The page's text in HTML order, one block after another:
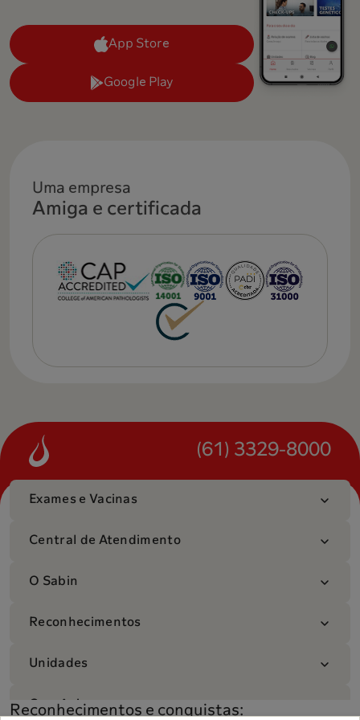
App Store
Google Play
Uma empresa
Amiga e certificada
(61) 3329-8000
Exames e Vacinas
Central de Atendimento
O Sabin
Reconhecimentos
Unidades
Convênios
Reconhecimentos e conquistas: